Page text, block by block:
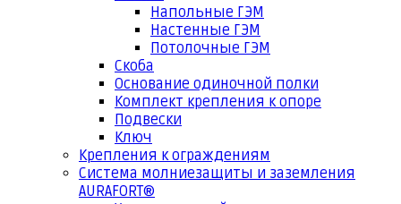
Напольные ГЭМ
Настенные ГЭМ
Потолочные ГЭМ
Скоба
Основание одиночной полки
Комплект крепления к опоре
Подвески
Ключ
Крепления к ограждениям
Система молниезащиты и заземления
AURAFORT®